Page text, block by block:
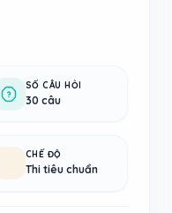
SỐ CÂU HỎI
30 câu
CHẾ ĐỘ
Thi tiêu chuẩn